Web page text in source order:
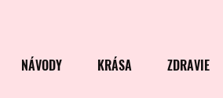
NÁVODY KRÁSA ZDRAVIE